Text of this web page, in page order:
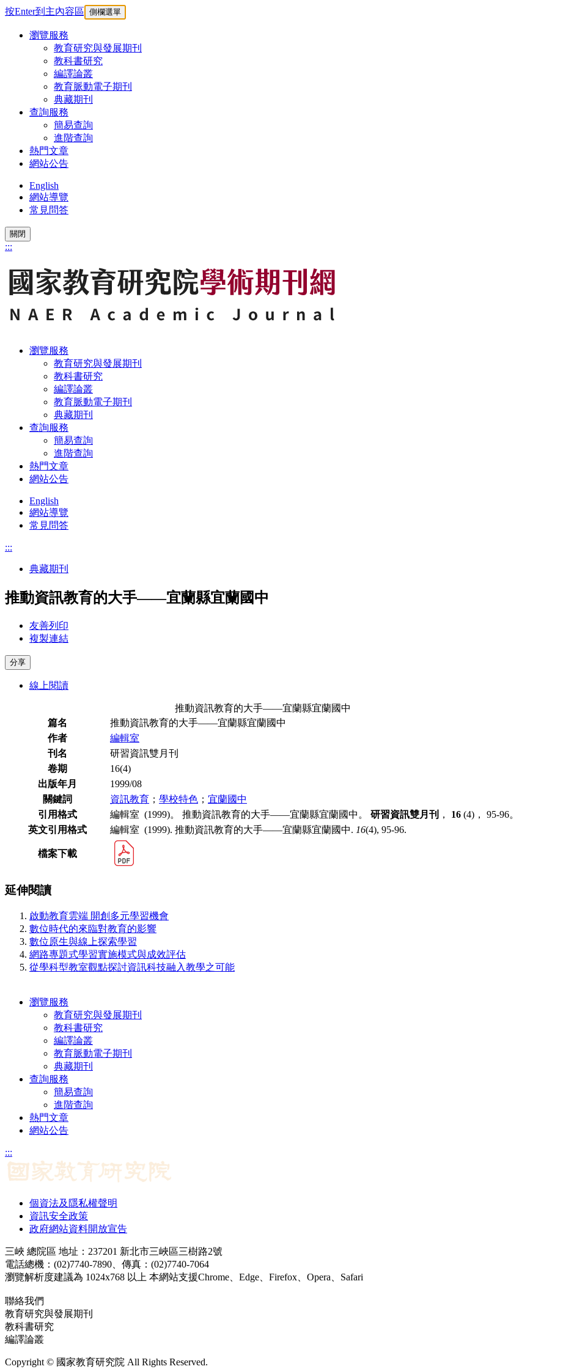
按Enter到主內容區 側欄選單
瀏覽服務
教育研究與發展期刊
教科書研究
編譯論叢
教育脈動電子期刊
典藏期刊
查詢服務
簡易查詢
進階查詢
熱門文章
網站公告
English
網站導覽
常見問答
關閉
:::
瀏覽服務
教育研究與發展期刊
教科書研究
編譯論叢
教育脈動電子期刊
典藏期刊
查詢服務
簡易查詢
進階查詢
熱門文章
網站公告
English
網站導覽
常見問答
:::
典藏期刊
推動資訊教育的大手——宜蘭縣宜蘭國中
友善列印
複製連結
分享
線上閱讀
推動資訊教育的大手——宜蘭縣宜蘭國中
篇名
推動資訊教育的大手——宜蘭縣宜蘭國中
作者
編輯室
刊名
研習資訊雙月刊
卷期
16(4)
出版年月
1999/08
關鍵詞
資訊教育 ； 學校特色 ； 宜蘭國中
引用格式
編輯室 (1999)。 推動資訊教育的大手——宜蘭縣宜蘭國中。 研習資訊雙月刊 ， 16 (4)， 95-96。
英文引用格式
編輯室 (1999). 推動資訊教育的大手——宜蘭縣宜蘭國中. 16(4), 95-96.
檔案下載
延伸閱讀
啟動教育雲端 開創多元學習機會
數位時代的來臨對教育的影響
數位原生與線上探索學習
網路專題式學習實施模式與成效評估
從學科型教室觀點探討資訊科技融入教學之可能
瀏覽服務
教育研究與發展期刊
教科書研究
編譯論叢
教育脈動電子期刊
典藏期刊
查詢服務
簡易查詢
進階查詢
熱門文章
網站公告
:::
個資法及隱私權聲明
資訊安全政策
政府網站資料開放宣告
三峽 總院區 地址：237201 新北市三峽區三樹路2號
電話總機：(02)7740-7890、傳真：(02)7740-7064
瀏覽解析度建議為 1024x768 以上 本網站支援Chrome、Edge、Firefox、Opera、Safari
聯絡我們
教育研究與發展期刊
教科書研究
編譯論叢
Copyright © 國家教育研究院 All Rights Reserved.